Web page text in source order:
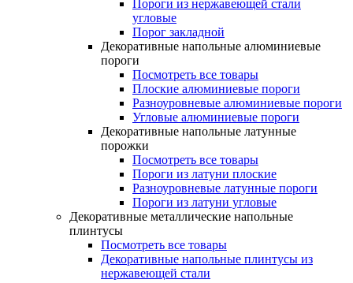
Пороги из нержавеющей стали
угловые
Порог закладной
Декоративные напольные алюминиевые
пороги
Посмотреть все товары
Плоские алюминиевые пороги
Разноуровневые алюминиевые пороги
Угловые алюминиевые пороги
Декоративные напольные латунные
порожки
Посмотреть все товары
Пороги из латуни плоские
Разноуровневые латунные пороги
Пороги из латуни угловые
Декоративные металлические напольные
плинтусы
Посмотреть все товары
Декоративные напольные плинтусы из
нержавеющей стали